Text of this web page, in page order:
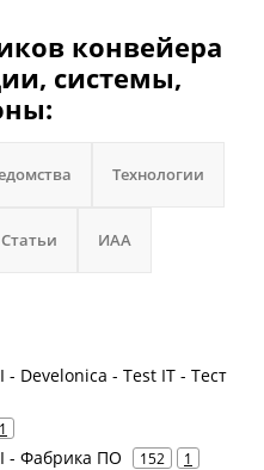
конвейера
системы,
Технологии
Статьи ИАА
Develonica - Test IT - Тест
1
- Фабрика ПО 152 1